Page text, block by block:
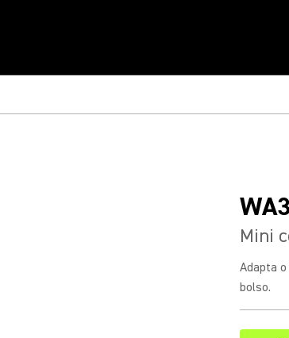
Mini
Adapta
bolso.